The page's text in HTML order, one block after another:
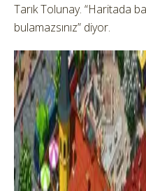
Tarık Tolunay. “Haritada
bulamazsınız” diyor.